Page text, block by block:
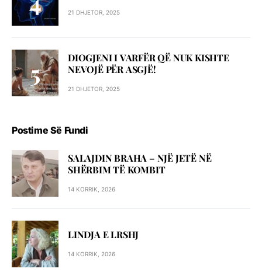
21 DHJETOR, 2025
DIOGJENI I VARFËR QË NUK KISHTE
NEVOJË PËR ASGJË!
21 DHJETOR, 2025
Postime Së Fundi
SALAJDIN BRAHA – NJЁ JETЁ NЁ
SHЁRBIM TЁ KOMBIT
14 KORRIK, 2026
LINDJA E LRSHJ
14 KORRIK, 2026